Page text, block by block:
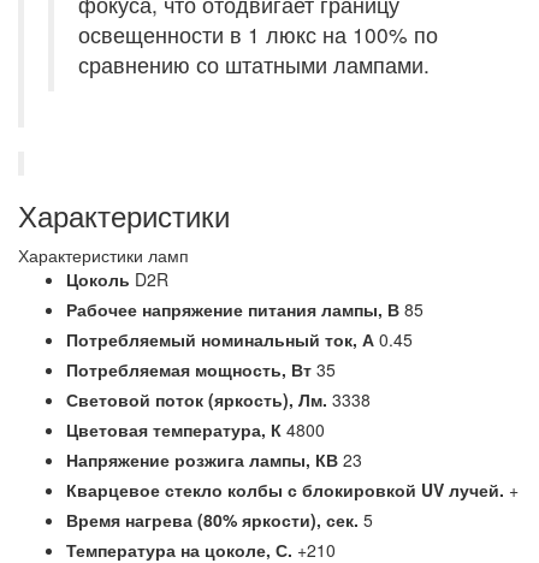
освещенности в 1 люкс на 100% по
сравнению со штатными лампами.
Характеристики
Характеристики ламп
Цоколь D2R
Рабочее напряжение питания лампы, В 85
Потребляемый номинальный ток, А 0.45
Потребляемая мощность, Вт 35
Световой поток (яркость), Лм. 3338
Цветовая температура, К 4800
Напряжение розжига лампы, КВ 23
Кварцевое стекло колбы с блокировкой UV лучей. +
Время нагрева (80% яркости), сек. 5
Температура на цоколе, С. +210